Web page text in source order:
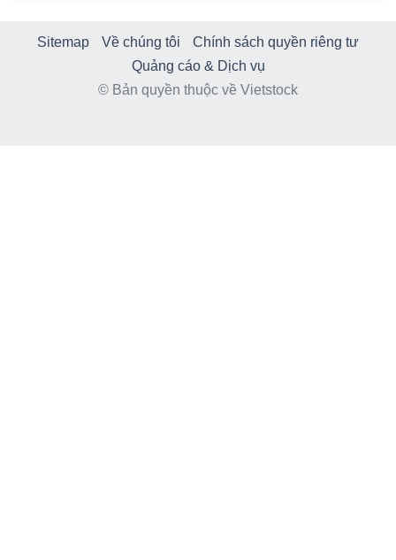
Sitemap Về chúng tôi
Chính sách quyền riêng tư
Quảng cáo & Dịch vụ
© Bản quyền thuộc về Vietstock